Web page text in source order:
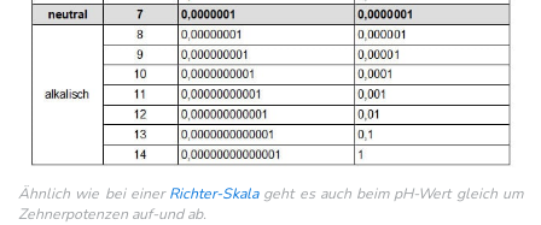
Ähnlich wie bei einerRichter-Skalageht es auch beim pH-Wert gleich um
Zehnerpotenzen auf-und ab.